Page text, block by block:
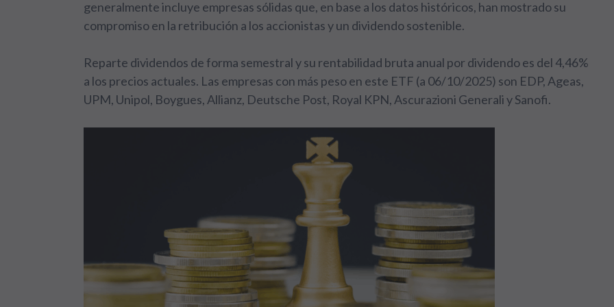
generalmente incluye empresas sólidas que, en base a los datos históricos, han mostrado su
compromiso en la retribución a los accionistas y un dividendo sostenible.
Reparte dividendos de forma semestral y su rentabilidad bruta anual por dividendo es del 4,46%
a los precios actuales. Las empresas con más peso en este ETF (a 06/10/2025) son EDP, Ageas,
UPM, Unipol, Boygues, Allianz, Deutsche Post, Royal KPN, Ascurazioni Generali y Sanofi.